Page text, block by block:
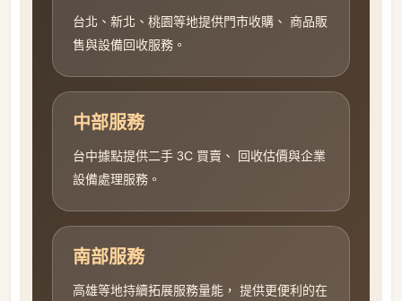
台北、新北、桃園等地提供門市收購、 商品販
售與設備回收服務。
中部服務
台中據點提供二手 3C 買賣、 回收估價與企業
設備處理服務。
南部服務
高雄等地持續拓展服務量能， 提供更便利的在